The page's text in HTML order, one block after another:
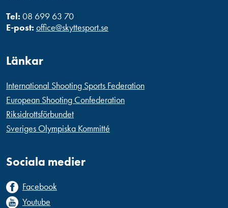
Tel: 08 699 63 70
E-post: office@skyttesport.se
Länkar
International Shooting Sports Federation
European Shooting Confederation
Riksidrottsförbundet
Sveriges Olympiska Kommitté
Sociala medier
Facebook
Youtube